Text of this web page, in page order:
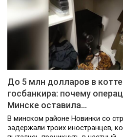
До 5 млн долларов в
госбанкира: почему
Минске оставила…
В минском районе Новинки со
задержали троих иностранцев,